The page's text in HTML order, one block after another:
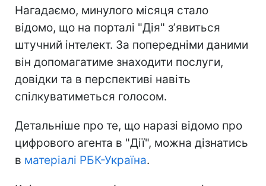
Нагадаємо, минулого місяця стало
відомо, що на порталі "Дія" зʼявиться
штучний інтелект. За попередніми даними
він допомагатиме знаходити послуги,
довідки та в перспективі навіть
спілкуватиметься голосом.
Детальніше про те, що наразі відомо про
цифрового агента в "Дії", можна дізнатись
в матеріалі РБК-Україна.